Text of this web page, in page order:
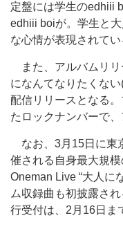
定盤には学生のedhiii
edhiii boiが。学生と
な心情が表現されてい
また、アルバムリリ
になんてなりたくな
配信リリースとなる
たロックナンバーで
なお、3月15日に東
催される自身最大規
Oneman Live “大人に
ム収録曲も初披露さ
行受付は、2月16日ま